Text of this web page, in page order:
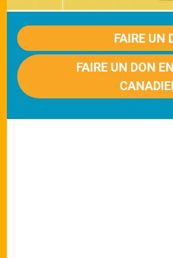
FAIRE UN
FAIRE UN DON